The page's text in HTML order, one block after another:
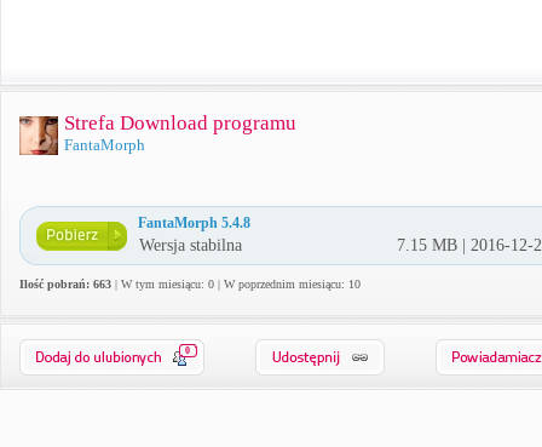
Strefa Download programu
FantaMorph
FantaMorph 5.4.8
Wersja stabilna 7.15 MB | 2016-12-
Ilość pobrań: 663 | W tym miesiącu: 0 | W poprzednim miesiącu: 10
0